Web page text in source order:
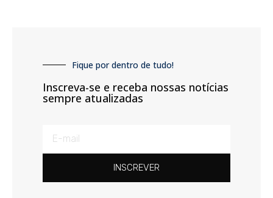
Fique por dentro de tudo!
Inscreva-se e receba nossas notícias
sempre atualizadas
INSCREVER